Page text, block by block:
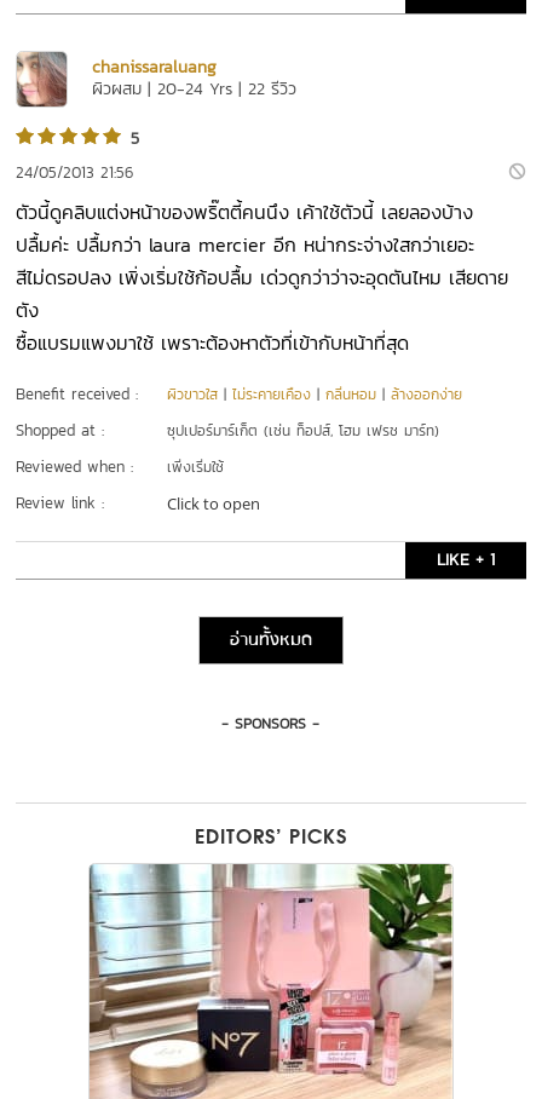
chanissaraluang
ผิวผสม | 20-24 Yrs | 22 รีวิว
5
24/05/2013 21:56
ตัวนี้ดูคลิบแต่งหน้าของพริ๊ตตี้คนนึง เค้าใช้ตัวนี้ เลยลองบ้าง
ปลื้มค่ะ ปลื้มกว่า laura mercier อีก หน่ากระจ่างใสกว่าเยอะ
สีไม่ดรอปลง เพิ่งเริ่มใช้ก้อปลื้ม เด่วดูกว่าว่าจะอุดตันไหม เสียดาย
ตัง
ซื้อแบรมแพงมาใช้ เพราะต้องหาตัวที่เข้ากับหน้าที่สุด
Benefit received : ผิวขาวใส |ไม่ระคายเคือง |กลิ่นหอม |ล้างออกง่าย
Shopped at : ซุปเปอร์มาร์เก็ต (เช่น ท็อปส์, โฮม เฟรช มาร์ท)
Reviewed when : เพิ่งเริ่มใช้
Review link : Click to open
LIKE + 1
อ่านทั้งหมด
- SPONSORS -
EDITORS’ PICKS